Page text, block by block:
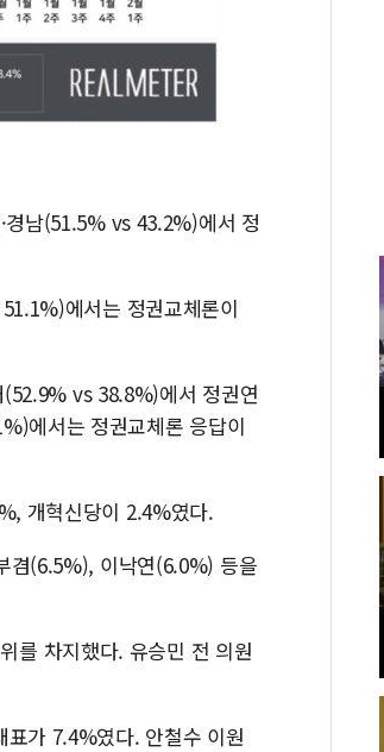
남(51.5% vs 43.2%)에서 정
에서는 정권교체론이
vs 38.8%)에서 정권연
에서는 정권교체론 응답이
개혁신당이 2.4%였다.
겸(6.5%), 이낙연(6.0%) 등을
를 차지했다. 유승민 전 의원
가 7.4%였다. 안철수 이원